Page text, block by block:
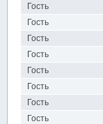
Гость
Гость
Гость
Гость
Гость
Гость
Гость
Гость